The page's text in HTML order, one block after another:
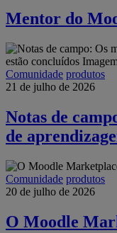
Mentor do
Comunidade produtos
21 de julho de 2026
Notas de
de
Comunidade produtos
20 de julho de 2026
O Moodle